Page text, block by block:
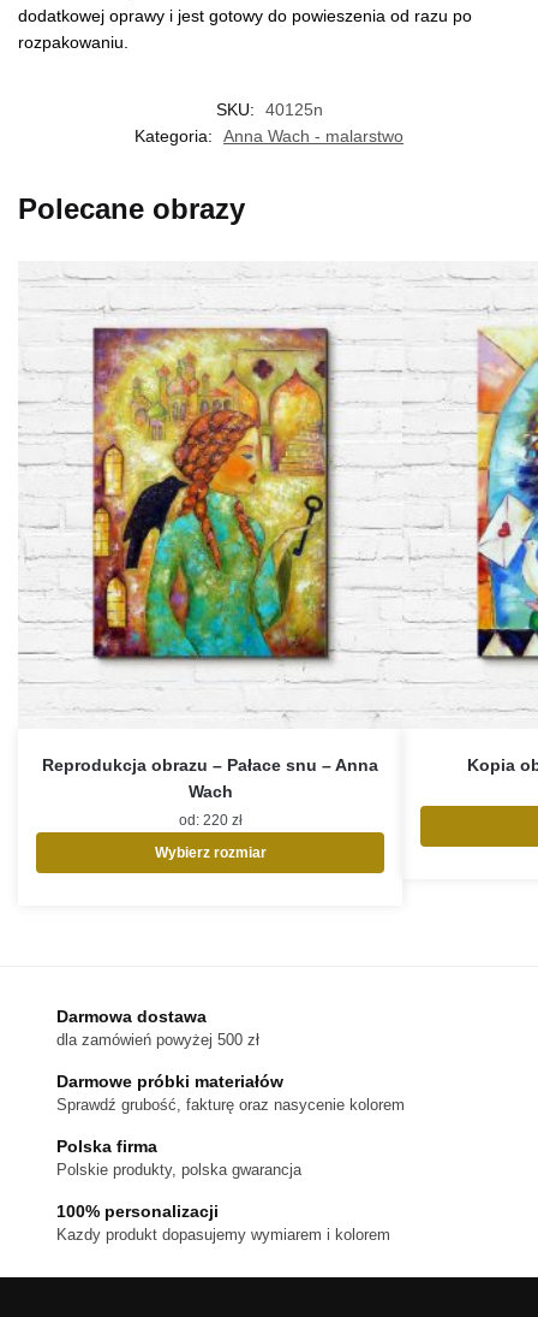
dodatkowej oprawy i jest gotowy do powieszenia od razu po
rozpakowaniu.
SKU:
40125n
Kategoria:
Anna Wach - malarstwo
Polecane obrazy
Reprodukcja obrazu – Pałace snu – Anna
Wach
od: 220 zł
Wybierz rozmiar
wybrać
stronie
produktu
Kopia
Darmowa dostawa
dla zamówień powyżej 500 zł
Darmowe próbki materiałów
Sprawdź grubość, fakturę oraz nasycenie kolorem
Polska firma
Polskie produkty, polska gwarancja
100% personalizacji
Kazdy produkt dopasujemy wymiarem i kolorem